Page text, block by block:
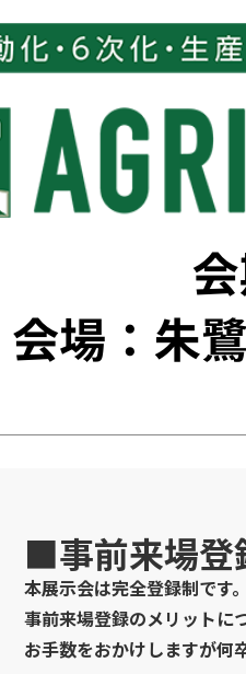
■事前来場登
本展示会は完全登録制です
事前来場登録のメリットに
お手数をおかけしますが何